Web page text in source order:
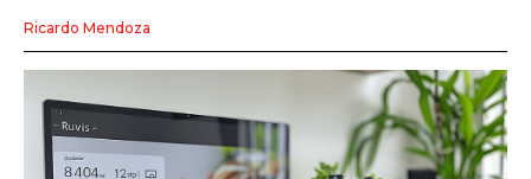
Ricardo Mendoza